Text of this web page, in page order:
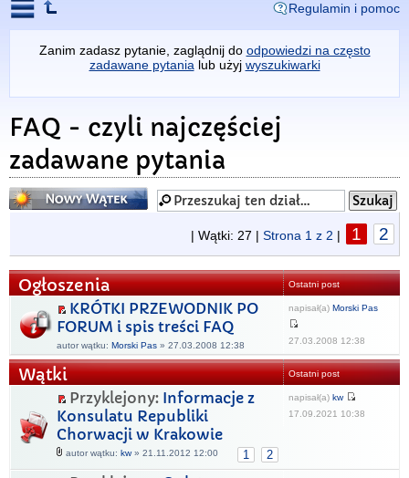
Regulamin i pomoc
Zanim zadasz pytanie, zaglądnij do odpowiedzi na często
zadawane pytania lub użyj wyszukiwarki
FAQ - czyli najczęściej
zadawane pytania
Napisz wątek
| Wątki: 27 | Strona 1 z 2 | 1 2
Ogłoszenia Ostatni post
KRÓTKI PRZEWODNIK PO
FORUM i spis treści FAQ
autor wątku: Morski Pas » 27.03.2008 12:38
napisał(a) Morski Pas
27.03.2008 12:38
Wątki Ostatni post
Przyklejony: Informacje z
Konsulatu Republiki
Chorwacji w Krakowie
1 2
autor wątku: kw» 21.11.2012 12:00
napisał(a) kw
17.09.2021 10:38